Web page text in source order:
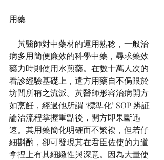
用藥
病多用簡便廉效的科學中藥，尋求藥效
藥力時則使用水煎藥。在數十萬人次的
看診經驗基礎上，遣方用藥自不侷限於
坊間所稱之流派。黃醫師形容治病開方
如烹飪，經過他所謂 ‘標準化’ SOP 辨証
論治流程掌握重點後，開方即果斷迅
速。其用藥簡化明確而不繁複，但若仔
細斟酌，卻可發現其在君臣佐使的力道
拿捏上有其細緻性與深意。因為大量使